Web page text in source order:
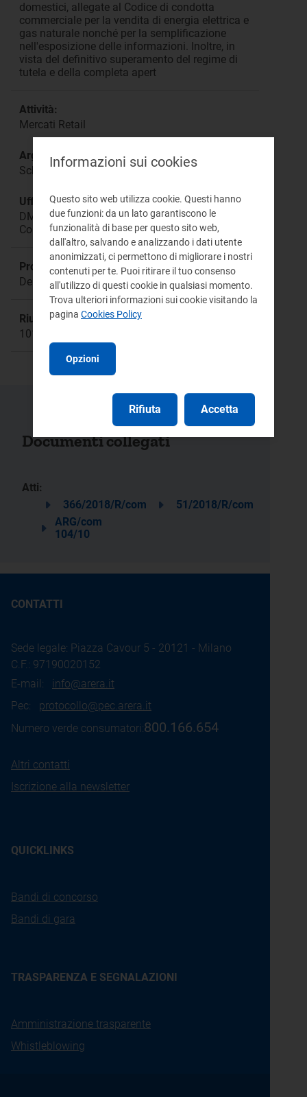
domestici, allegate al Codice di condotta
commerciale per la vendita di energia elettrica e
gas naturale nonché per la semplificazione
nell'esposizione delle informazioni. Inoltre, in
vista del definitivo superamento del regime di
tutela e della completa apert
Attività:
Mercati Retail
Argomento:
Schede di confrontabilità
Ufficio responsabile:
DMRT Direzione Mercati Retail e Tutele dei
Consumatori di Energia
Procedimento:
Deliberazione 610/2017/R/com
Riunione:
1019
Documenti collegati
Atti:
366/2018/R/com
51/2018/R/com
ARG/com
104/10
CONTATTI
Sede legale: Piazza Cavour 5 - 20121 - Milano
C.F.: 97190020152
E-mail: info@arera.it
Pec: protocollo@pec.arera.it
Numero verde consumatori:800.166.654
Altri contatti
Iscrizione alla newsletter
QUICKLINKS
Bandi di concorso
Bandi di gara
TRASPARENZA E SEGNALAZIONI
Amministrazione trasparente
Whistleblowing
Informazioni sui cookies
Questo sito web utilizza cookie. Questi hanno
due funzioni: da un lato garantiscono le
funzionalità di base per questo sito web,
dall'altro, salvando e analizzando i dati utente
anonimizzati, ci permettono di migliorare i nostri
contenuti per te. Puoi ritirare il tuo consenso
all'utilizzo di questi cookie in qualsiasi momento.
Trova ulteriori informazioni sui cookie visitando la
pagina Cookies Policy
Opzioni
Rifiuta Accetta